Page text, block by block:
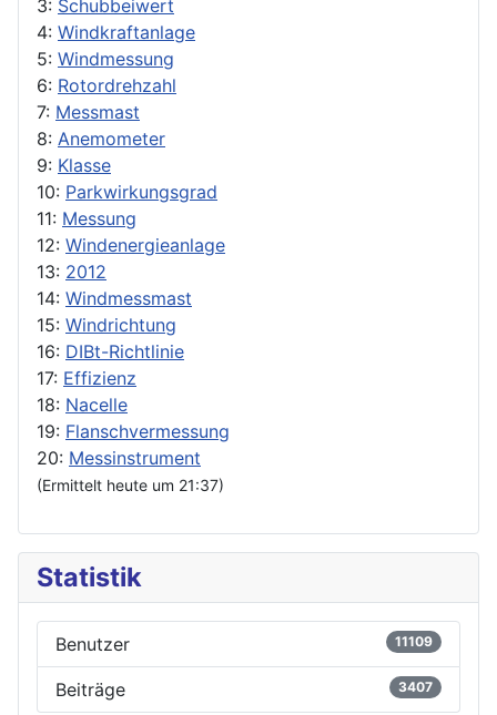
3: Schubbeiwert
4: Windkraftanlage
5: Windmessung
6: Rotordrehzahl
7: Messmast
8: Anemometer
9: Klasse
10: Parkwirkungsgrad
11: Messung
12: Windenergieanlage
13: 2012
14: Windmessmast
15: Windrichtung
16: DIBt-Richtlinie
17: Effizienz
18: Nacelle
19: Flanschvermessung
20: Messinstrument
(Ermittelt heute um 21:37)
Statistik
Benutzer 11109
Beiträge 3407